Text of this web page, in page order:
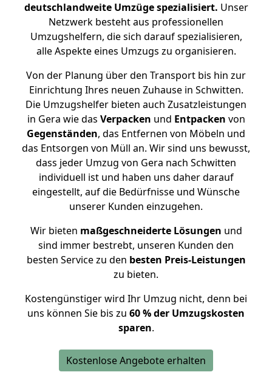
deutschlandweite Umzüge spezialisiert. Unser
Netzwerk besteht aus professionellen
Umzugshelfern, die sich darauf spezialisieren,
alle Aspekte eines Umzugs zu organisieren.
Von der Planung über den Transport bis hin zur
Einrichtung Ihres neuen Zuhause in Schwitten.
Die Umzugshelfer bieten auch Zusatzleistungen
in Gera wie das Verpacken und Entpacken von
Gegenständen, das Entfernen von Möbeln und
das Entsorgen von Müll an. Wir sind uns bewusst,
dass jeder Umzug von Gera nach Schwitten
individuell ist und haben uns daher darauf
eingestellt, auf die Bedürfnisse und Wünsche
unserer Kunden einzugehen.
Wir bieten maßgeschneiderte Lösungen und
sind immer bestrebt, unseren Kunden den
besten Service zu den besten Preis-Leistungen
zu bieten.
Kostengünstiger wird Ihr Umzug nicht, denn bei
uns können Sie bis zu 60 % der Umzugskosten
sparen.
Kostenlose Angebote erhalten